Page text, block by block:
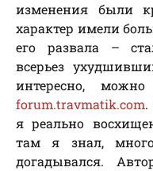
изменения были
характер имели
его развала –
всерьез
интересно,
forum.travmatik.com.
я реально
там я знал,
догадывался.